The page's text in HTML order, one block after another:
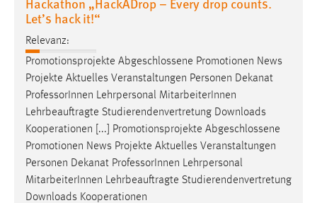
Let’s hack it!“
Relevanz:
Promotionsprojekte Abgeschlossene Promotionen News
Projekte Aktuelles Veranstaltungen Personen Dekanat
ProfessorInnen Lehrpersonal MitarbeiterInnen
Lehrbeauftragte Studierendenvertretung Downloads
Kooperationen [...] Promotionsprojekte Abgeschlossene
Promotionen News Projekte Aktuelles Veranstaltungen
Personen Dekanat ProfessorInnen Lehrpersonal
MitarbeiterInnen Lehrbeauftragte Studierendenvertretung
Downloads Kooperationen
Name:
Anbieter:
Facebook
Zweck:
Conversion-Tracking
Cookie Laufzeit:
3 Monate